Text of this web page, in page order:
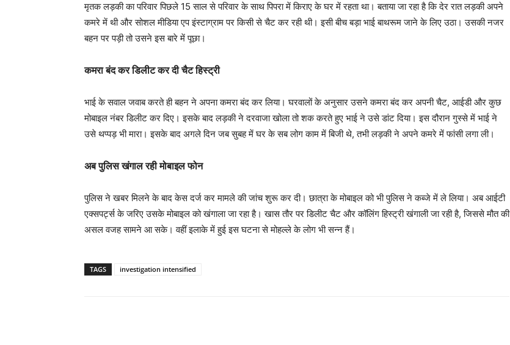
मृतक लड़की का परिवार पिछले 15 साल से परिवार के साथ पिपरा में किराए के घर में रहता था। बताया जा रहा है कि देर रात लड़की अपने
कमरे में थी और सोशल मीडिया एप इंस्टाग्राम पर किसी से चैट कर रही थी। इसी बीच बड़ा भाई बाथरूम जाने के लिए उठा। उसकी नजर
बहन पर पड़ी तो उसने इस बारे में पूछा।
कमरा बंद कर डिलीट कर दी चैट हिस्ट्री
भाई के सवाल जवाब करते ही बहन ने अपना कमरा बंद कर लिया। घरवालों के अनुसार उसने कमरा बंद कर अपनी चैट, आईडी और कुछ
मोबाइल नंबर डिलीट कर दिए। इसके बाद लड़की ने दरवाजा खोला तो शक करते हुए भाई ने उसे डांट दिया। इस दौरान गुस्से में भाई ने
उसे थप्पड़ भी मारा। इसके बाद अगले दिन जब सुबह में घर के सब लोग काम में बिजी थे, तभी लड़की ने अपने कमरे में फांसी लगा ली।
अब पुलिस खंगाल रही मोबाइल फोन
पुलिस ने खबर मिलने के बाद केस दर्ज कर मामले की जांच शुरू कर दी। छात्रा के मोबाइल को भी पुलिस ने कब्जे में ले लिया। अब आईटी
एक्सपर्ट्स के जरिए उसके मोबाइल को खंगाला जा रहा है। खास तौर पर डिलीट चैट और कॉलिंग हिस्ट्री खंगाली जा रही है, जिससे मौत की
असल वजह सामने आ सके। वहीं इलाके में हुई इस घटना से मोहल्ले के लोग भी सन्न हैं।
TAGS investigation intensified